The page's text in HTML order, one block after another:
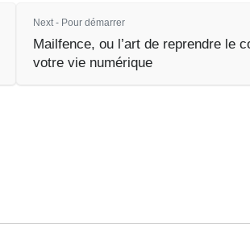
Next - Pour démarrer
Mailfence, ou l’art de reprendre le
votre vie numérique